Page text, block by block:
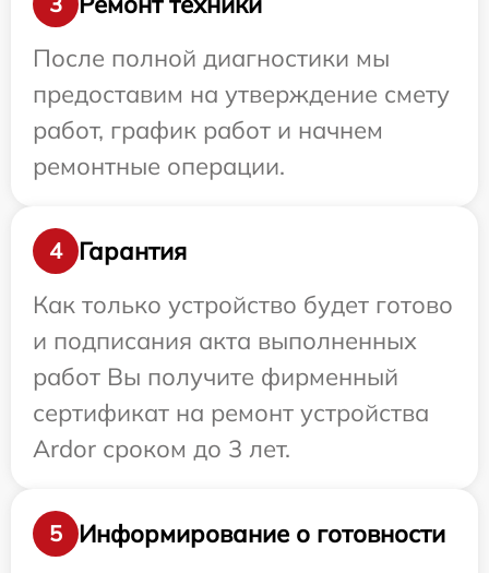
После полной диагностики мы
предоставим на утверждение смету
работ, график работ и начнем
ремонтные операции.
4
Гарантия
Как только устройство будет готово
и подписания акта выполненных
работ Вы получите фирменный
сертификат на ремонт устройства
Ardor сроком до 3 лет.
5
Информирование о готовности